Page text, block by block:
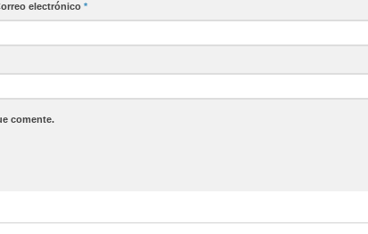
electrónico*
comente.